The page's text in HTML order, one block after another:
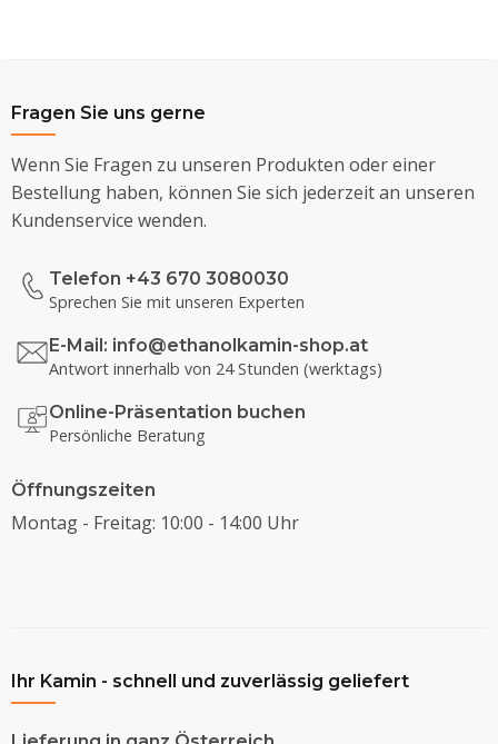
Fragen Sie uns gerne
Wenn Sie Fragen zu unseren Produkten oder einer
Bestellung haben, können Sie sich jederzeit an unseren
Kundenservice wenden.
Telefon +43 670 3080030
Sprechen Sie mit unseren Experten
E-Mail: info@ethanolkamin-shop.at
Antwort innerhalb von 24 Stunden (werktags)
Online-Präsentation buchen
Persönliche Beratung
Öffnungszeiten
Montag - Freitag: 10:00 - 14:00 Uhr
Ihr Kamin - schnell und zuverlässig geliefert